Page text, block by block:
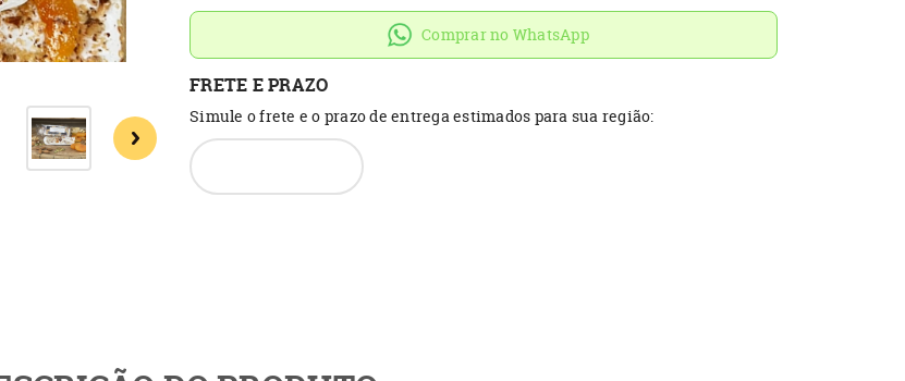
Comprar no WhatsApp
FRETE E PRAZO
Simule o frete e o prazo de entrega estimados para sua região: